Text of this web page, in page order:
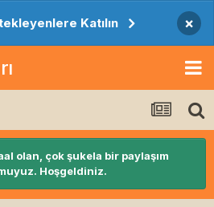
Katılın ×
olan, çok şukela bir paylaşım
Hoşgeldiniz.